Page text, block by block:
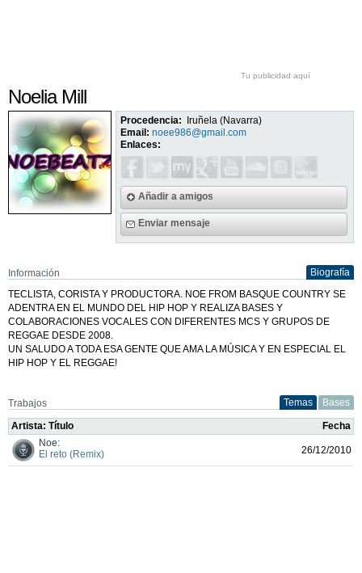
Tu publicidad aquí
Noelia Mill
Procedencia:
Iruñela (Navarra)
Email: noee986@gmail.com
Enlaces:
Añadir a amigos
Enviar mensaje
Información
Biografía
TECLISTA, CORISTA Y PRODUCTORA. NOE FROM BASQUE COUNTRY SE
ADENTRA EN EL MUNDO DEL HIP HOP Y REALIZA BASES Y
COLABORACIONES VOCALES CON DIFERENTES MCS Y GRUPOS DE
REGGAE DESDE 2008.
UN SALUDO A TODA ESA GENTE QUE AMA LA MÚSICA Y EN ESPECIAL EL
HIP HOP Y EL REGGAE!
Trabajos Temas Bases
Artista: Título
Fecha
Noe:
El reto (Remix)
26/12/2010